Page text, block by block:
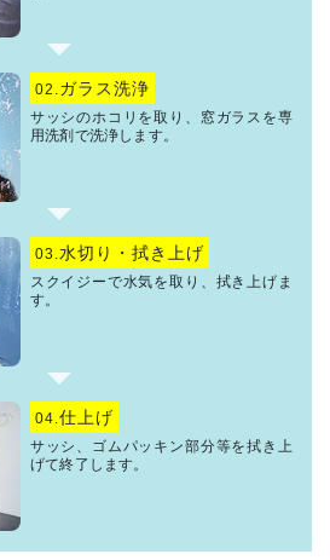
02.ガラス洗浄
サッシのホコリを取り、窓ガラスを専
用洗剤で洗浄します。
03.水切り・拭き上げ
スクイジーで水気を取り、拭き上げま
す。
04.仕上げ
サッシ、ゴムパッキン部分等を拭き上
げて終了します。